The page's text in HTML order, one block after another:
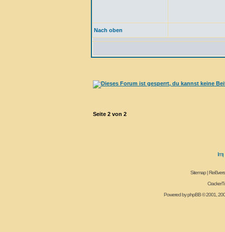
Nach oben
Seite 2 von 2
Sitemap|
Powered byphpBB© 2001,